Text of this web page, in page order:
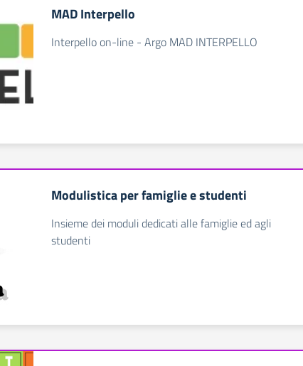
MAD Interpello
Interpello on-line - Argo MAD INTERPELLO
Modulistica per famiglie e studenti
Insieme dei moduli dedicati alle famiglie ed agli
studenti